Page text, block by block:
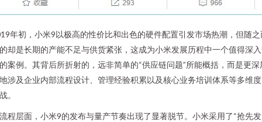
年初，小米9以极高的性价比和出色的硬件配置引发市场热潮，但随之
却是长期的产能不足与供货紧张，这成为小米发展历程中一个值得深
案例。其背后所折射的，远非简单的“供应链问题”所能概括，而是更深
涉及企业内部流程设计、管理经验积累以及核心业务培训体系等多维
。
程层面，小米9的发布与量产节奏出现了显著脱节。小米采用了“抢先发